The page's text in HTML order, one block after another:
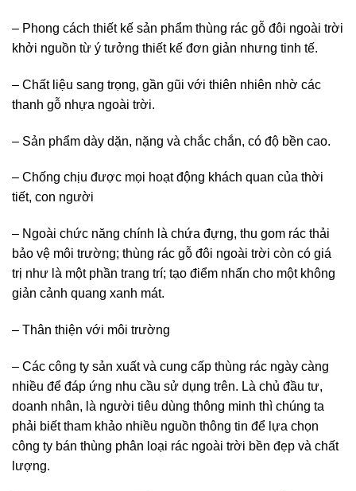
– Phong cách thiết kế sản phẩm thùng rác gỗ đôi ngoài trời
khởi nguồn từ ý tưởng thiết kế đơn giản nhưng tinh tế.
– Chất liệu sang trọng, gần gũi với thiên nhiên nhờ các
thanh gỗ nhựa ngoài trời.
– Sản phẩm dày dặn, nặng và chắc chắn, có độ bền cao.
– Chống chịu được mọi hoạt động khách quan của thời
tiết, con người
– Ngoài chức năng chính là chứa đựng, thu gom rác thải
bảo vệ môi trường; thùng rác gỗ đôi ngoài trời còn có giá
trị như là một phần trang trí; tạo điểm nhấn cho một không
giản cảnh quang xanh mát.
– Thân thiện với môi trường
– Các công ty sản xuất và cung cấp thùng rác ngày càng
nhiều để đáp ứng nhu cầu sử dụng trên. Là chủ đầu tư,
doanh nhân, là người tiêu dùng thông minh thì chúng ta
phải biết tham khảo nhiều nguồn thông tin để lựa chọn
công ty bán thùng phân loại rác ngoài trời bền đẹp và chất
lượng.